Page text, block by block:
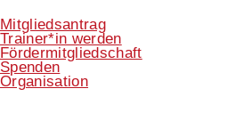
Mitgliedsantrag
Trainer*in werden
Fördermitgliedschaft
Spenden
Organisation